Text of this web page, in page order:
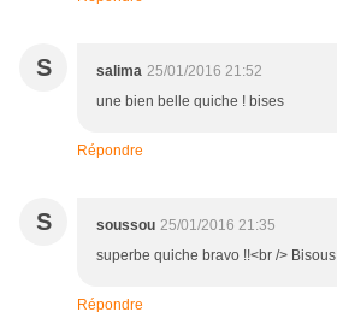
S salima 25/01/2016 21:52
une bien belle quiche ! bises
Répondre
S soussou 25/01/2016 21:35
superbe quiche bravo !!<br /> Bisous
Répondre